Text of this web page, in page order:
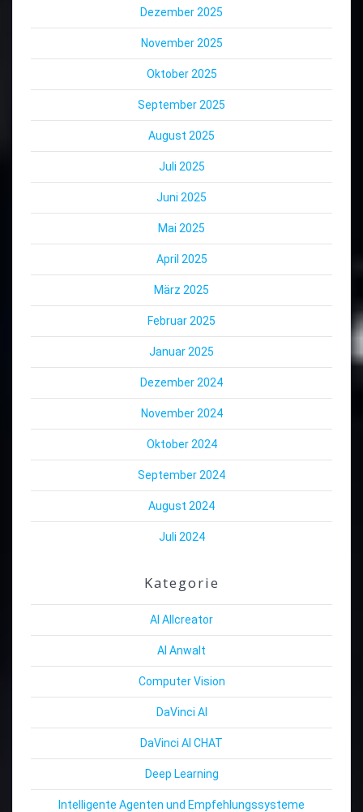
Dezember 2025
November 2025
Oktober 2025
September 2025
August 2025
Juli 2025
Juni 2025
Mai 2025
April 2025
März 2025
Februar 2025
Januar 2025
Dezember 2024
November 2024
Oktober 2024
September 2024
August 2024
Juli 2024
Kategorie
AI Allcreator
AI Anwalt
Computer Vision
DaVinci AI
DaVinci AI CHAT
Deep Learning
Intelligente Agenten und Empfehlungssysteme